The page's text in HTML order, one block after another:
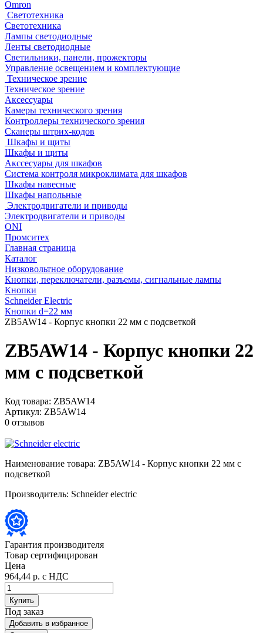
Omron
Светотехника
Светотехника
Лампы светодиодные
Ленты светодиодные
Светильники, панели, прожекторы
Управление освещением и комплектующие
Техническое зрение
Техническое зрение
Аксессуары
Камеры технического зрения
Контроллеры технического зрения
Сканеры штрих-кодов
Шкафы и щиты
Шкафы и щиты
Акссесуары для шкафов
Система контроля микроклимата для шкафов
Шкафы навесные
Шкафы напольные
Электродвигатели и приводы
Электродвигатели и приводы
ONI
Промситех
Главная страница
Каталог
Низковольтное оборудование
Кнопки, переключатели, разъемы, сигнальные лампы
Кнопки
Schneider Electric
Кнопки d=22 мм
ZB5AW14 - Корпус кнопки 22 мм с подсветкой
ZB5AW14 - Корпус кнопки 22
мм с подсветкой
Код товара: ZB5AW14
Артикул: ZB5AW14
0 отзывов
Наименование товара: ZB5AW14 - Корпус кнопки 22 мм с
подсветкой
Производитель: Schneider electric
Гарантия производителя
Товар сертифицирован
Цена
964,44 р. с НДС
Купить
Под заказ
Добавить в избранное